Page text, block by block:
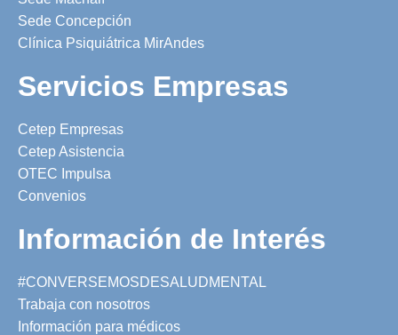
Sede Concepción
Clínica Psiquiátrica MirAndes
Servicios Empresas
Cetep Empresas
Cetep Asistencia
OTEC Impulsa
Convenios
Información de Interés
#CONVERSEMOSDESALUDMENTAL
Trabaja con nosotros
Información para médicos